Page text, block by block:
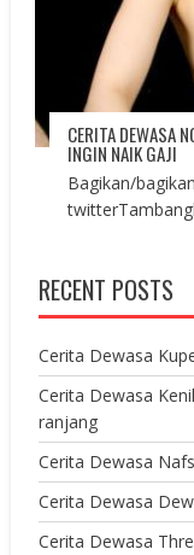
CERITA DEWASA
INGIN NAIK GAJI
Bagikan/
RECENT POSTS
Cerita Dewasa
Cerita Dewasa
ranjang
Cerita Dewasa
Cerita Dewasa
Cerita Dewasa